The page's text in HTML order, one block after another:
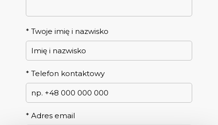
* Twoje imię i nazwisko
* Telefon kontaktowy
* Adres email